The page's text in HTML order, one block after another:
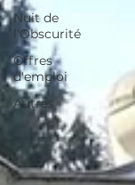
Nuit de
l'Obscurité
Offres
d'emploi
Autres